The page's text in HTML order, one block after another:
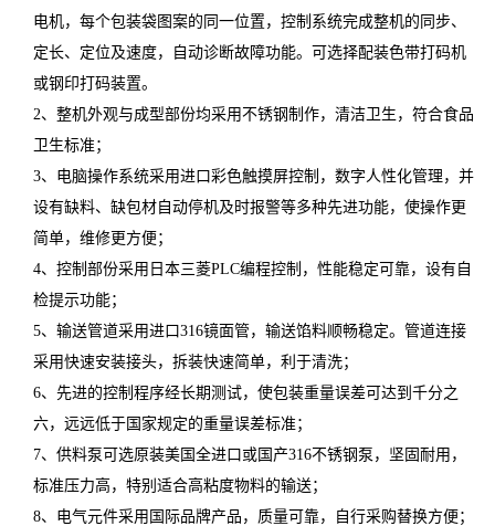
电机，每个包装袋图案的同一位置，控制系统完成整机的同步、
定长、定位及速度，自动诊断故障功能。可选择配装色带打码机
或钢印打码装置。
2、整机外观与成型部份均采用不锈钢制作，清洁卫生，符合食品
卫生标准；
3、电脑操作系统采用进口彩色触摸屏控制，数字人性化管理，并
设有缺料、缺包材自动停机及时报警等多种先进功能，使操作更
简单，维修更方便；
4、控制部份采用日本三菱PLC编程控制，性能稳定可靠，设有自
检提示功能；
5、输送管道采用进口316镜面管，输送馅料顺畅稳定。管道连接
采用快速安装接头，拆装快速简单，利于清洗；
6、先进的控制程序经长期测试，使包装重量误差可达到千分之
六，远远低于国家规定的重量误差标准；
7、供料泵可选原装美国全进口或国产316不锈钢泵，坚固耐用，
标准压力高，特别适合高粘度物料的输送；
8、电气元件采用国际品牌产品，质量可靠，自行采购替换方便；